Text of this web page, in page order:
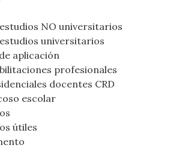
NO universitarios
universitarios
aplicación
profesionales
docentes CRD
escolar
útiles